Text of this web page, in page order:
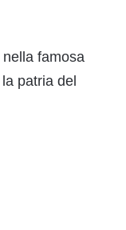
nella famosa
patria del